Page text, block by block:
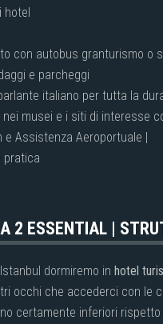
hotel
con autobus granturismo o
e parcheggi
italiano per tutta la
musei e i siti di interesse
e Assistenza Aeroportuale |
pratica
2 ESSENTIAL |
dormiremo in hotel
occhi che accederci con le
certamente inferiori